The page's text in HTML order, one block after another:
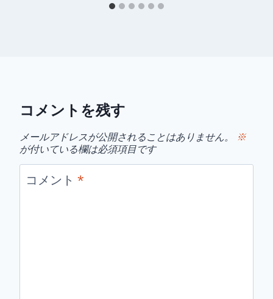
コメントを残す
メールアドレスが公開されることはありません。
※
が付いている欄は必須項目です
コメント *